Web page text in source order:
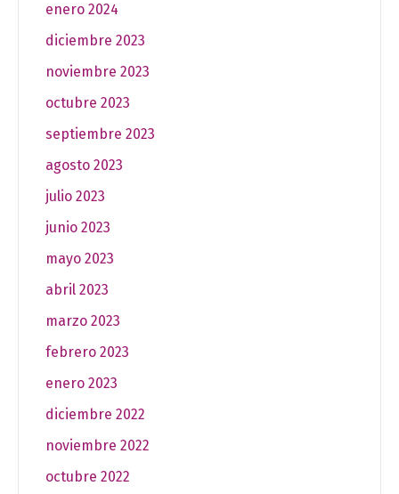
enero 2024
diciembre 2023
noviembre 2023
octubre 2023
septiembre 2023
agosto 2023
julio 2023
junio 2023
mayo 2023
abril 2023
marzo 2023
febrero 2023
enero 2023
diciembre 2022
noviembre 2022
octubre 2022